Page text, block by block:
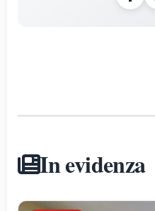
In evidenza